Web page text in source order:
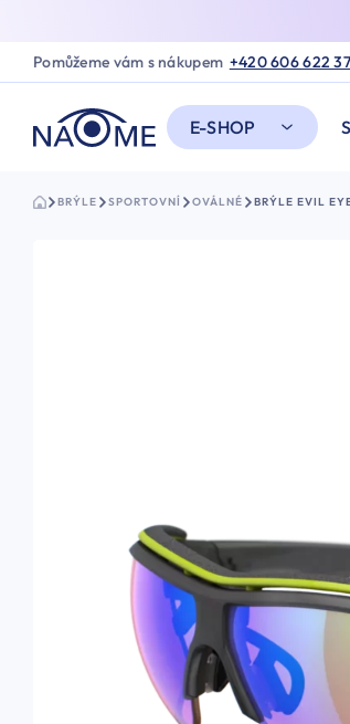
Pomůžeme vám s nákupem +420 606 622
E-SHOP
BRÝLE SPORTOVNÍ OVÁLNÉ BRÝLE EVIL